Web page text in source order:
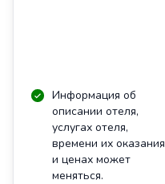
Информация об
описании отеля,
услугах отеля,
времени их оказания
и ценах может
меняться.